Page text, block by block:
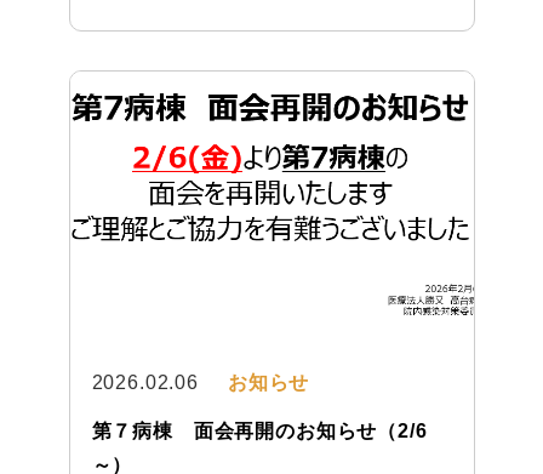
在宅クリニック
2026.02.06 お知らせ
第７病棟 面会再開のお知らせ（2/6
～）